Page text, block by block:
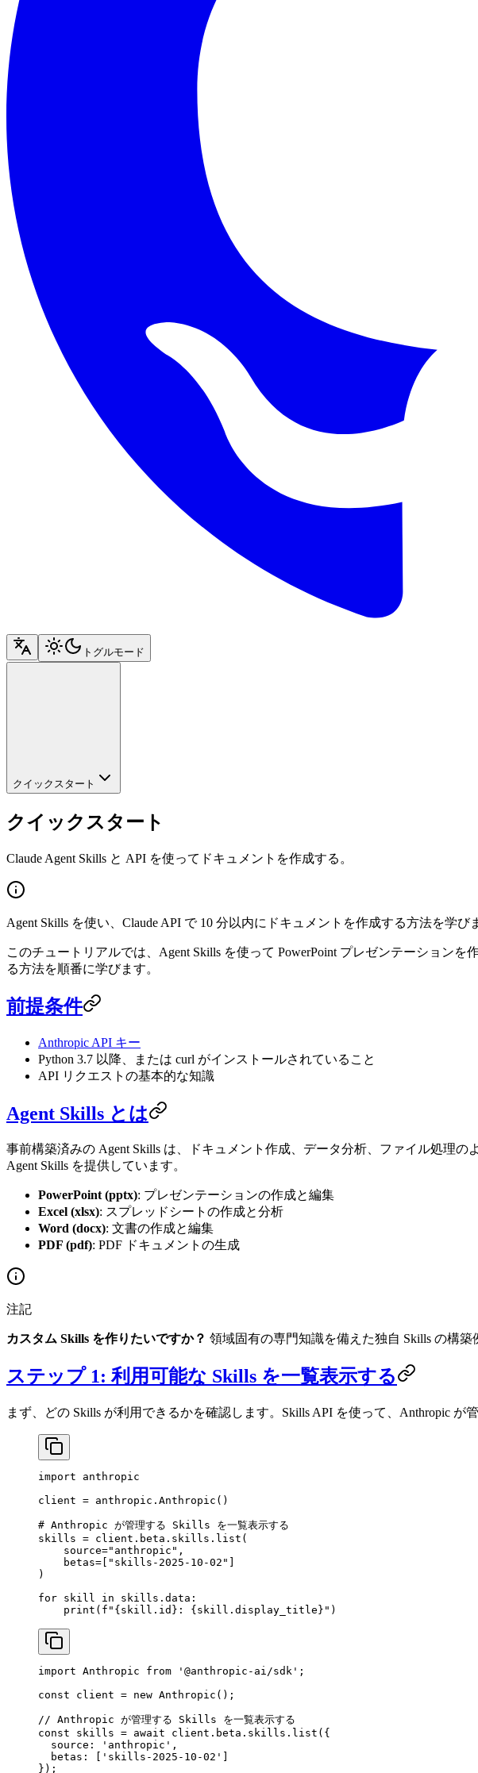
トグルモード
クイックスタート
クイックスタート
Claude Agent Skills と API を使ってドキュメントを作成する。
Agent Skills を使い、Claude API で 10 分以内にドキュメントを作成する方法を学び
このチュートリアルでは、Agent Skills を使って PowerPoint プレゼンテーション
る方法を順番に学びます。
前提条件
Anthropic API キー
Python 3.7 以降、または curl がインストールされていること
API リクエストの基本的な知識
Agent Skills とは
事前構築済みの Agent Skills は、ドキュメント作成、データ分析、ファイル処理
Agent Skills を提供しています。
PowerPoint (pptx): プレゼンテーションの作成と編集
Excel (xlsx): スプレッドシートの作成と分析
Word (docx): 文書の作成と編集
PDF (pdf): PDF ドキュメントの生成
注記
カスタム Skills を作りたいですか？ 領域固有の専門知識を備えた独自 Skills の構築
ステップ 1: 利用可能な Skills を一覧表示する
まず、どの Skills が利用できるかを確認します。Skills API を使って、Anthropic が
import anthropic
client = anthropic.Anthropic()
# Anthropic が管理する Skills を一覧表示する
skills = client.beta.skills.list(
    source
="anthropic" ,
    betas
= "skills-2025-10-02"
)
for skill in skills.data:
    print
( f " { skill.id } : { skill.display_title } " )
import Anthropic from '@anthropic-ai/sdk' ;
const client = new Anthropic ();
// Anthropic が管理する Skills を一覧表示する
const skills = await client.beta.skills. list ({
  source:
'anthropic' ,
  betas: [
'skills-2025-10-02'
});